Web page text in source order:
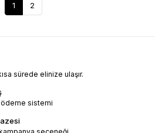
1 2
sürede elinize ulaşır.
sistemi